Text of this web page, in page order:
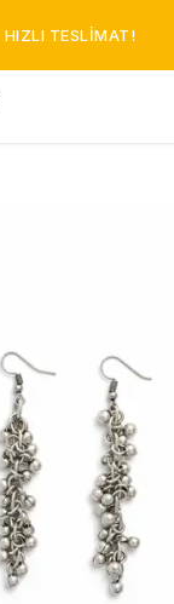
HIZLI TESLIMAT!